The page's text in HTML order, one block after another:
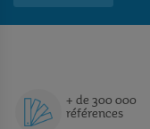
notamment en matière
d'appoint, du
température express
+ de 300 000
références